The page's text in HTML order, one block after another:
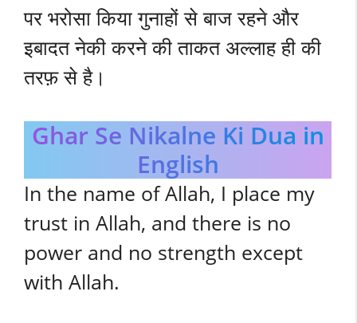
पर भरोसा किया गुनाहों से बाज रहने और
इबादत नेकी करने की ताकत अल्लाह ही की
तरफ़ से है।
Ghar Se Nikalne Ki Dua in
English
In the name of Allah, I place my
trust in Allah, and there is no
power and no strength except
with Allah.